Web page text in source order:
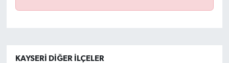
KAYSERI DIĞER İLÇELER